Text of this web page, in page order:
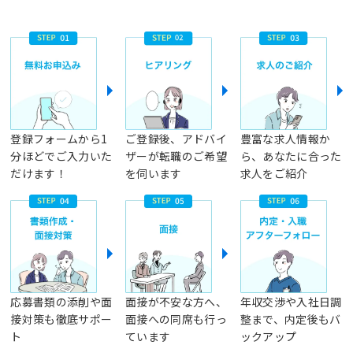
登録フォームから1
分ほどでご入力いた
だけます！
ご登録後、アドバイ
ザーが転職のご希望
を伺います
豊富な求人情報か
ら、あなたに合った
求人をご紹介
応募書類の添削や面
接対策も徹底サポー
ト
面接が不安な方へ、
面接への同席も行っ
ています
年収交渉や入社日調
整まで、内定後もバ
ックアップ